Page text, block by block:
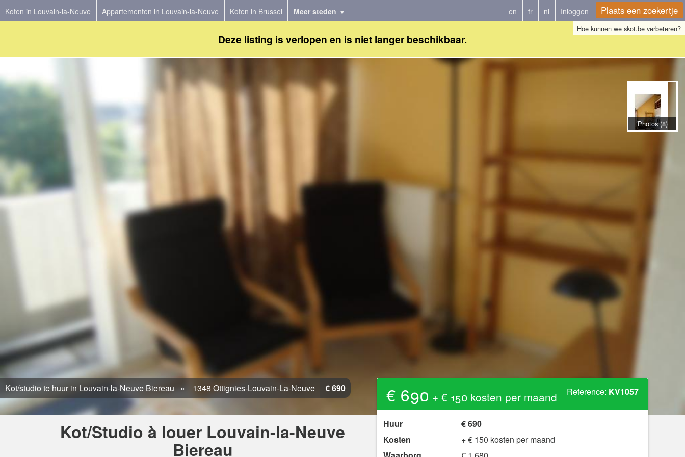
Koten in Louvain-la-Neuve Appartementen in Louvain-la-Neuve Koten in Brussel Meer steden en fr nl Inloggen Plaats een zoekertje
Hoe kunnen we skot.be verbeteren?
Deze listing is verlopen en is niet langer beschikbaar.
Kot/studio te huur in Louvain-la-Neuve Biereau 1348 Ottignies-Louvain-La-Neuve € 690
Kot/Studio à louer Louvain-la-Neuve
Biereau
€ 690 + € 150 kosten per maand Reference: KV1057
Huur
€ 690
Kosten
+ € 150 kosten per maand